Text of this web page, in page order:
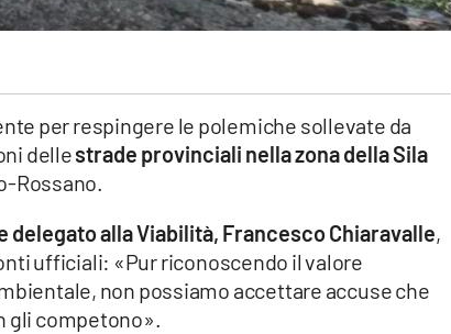
per respingere le polemiche sollevate da
dellestrade provinciali nella zona della Sila
Rossano.
delegato alla Viabilità, Francesco Chiaravalle,
ufficiali: «Pur riconoscendo il valore
non possiamo accettare accuse che
gli competono».